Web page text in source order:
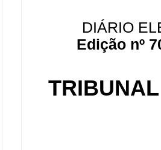
DIÁRIO
Edição nº